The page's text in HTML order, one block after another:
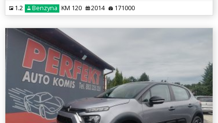
1.2 Benzyna KM 120 2014 171000